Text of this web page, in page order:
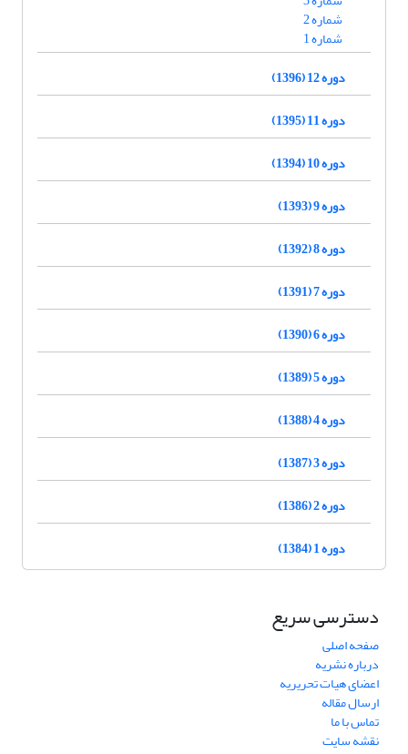
شماره 2
شماره 1
دوره 12 (1396)
دوره 11 (1395)
دوره 10 (1394)
دوره 9 (1393)
دوره 8 (1392)
دوره 7 (1391)
دوره 6 (1390)
دوره 5 (1389)
دوره 4 (1388)
دوره 3 (1387)
دوره 2 (1386)
دوره 1 (1384)
دسترسی سریع
صفحه اصلی
درباره نشریه
اعضای هیات تحریریه
ارسال مقاله
تماس با ما
نقشه سایت